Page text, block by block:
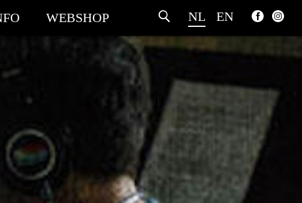
NL EN
WEBSHOP